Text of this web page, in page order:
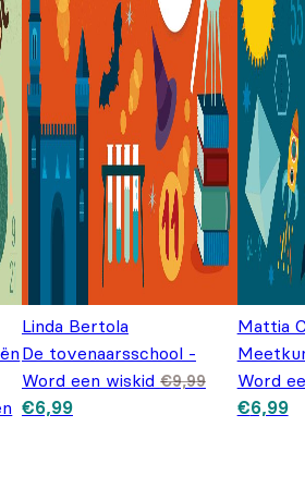
Linda Bertola
De tovenaarsschool -
Word een wiskid €9,99
Oorspronkelijke prijs was: €9,99.
€6,99Huidige prijs is: €6,99.
Mattia
Word
€6,99